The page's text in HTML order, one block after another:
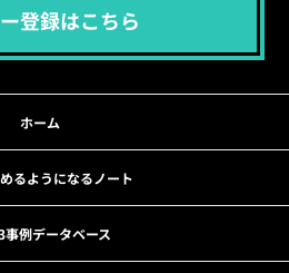
登録はこちら
ホーム
るようになるノート
事例データベース